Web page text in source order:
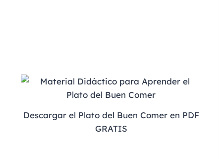
Descargar el Plato del Buen Comer en PDF
GRATIS